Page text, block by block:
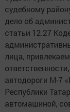
судебному
дело об
статьи 12.27
лица,
автодороги М-7
Республики
автомашиной,